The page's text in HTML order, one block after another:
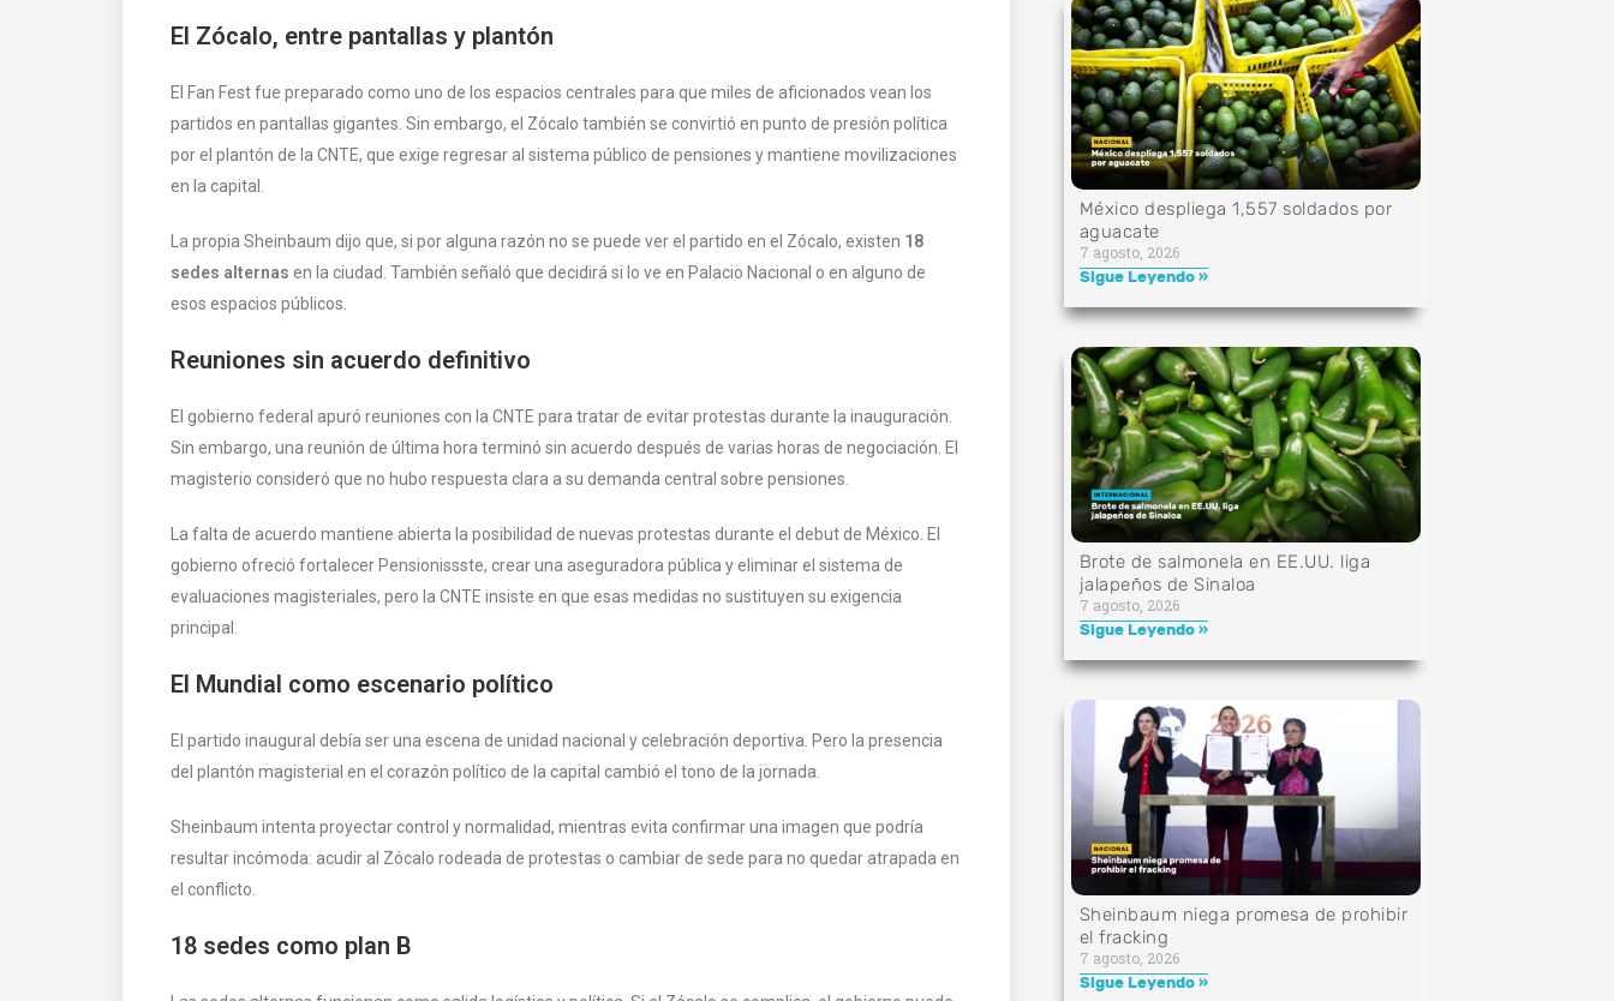
El Zócalo, entre pantallas y plantón
El Fan Fest fue preparado como uno de los espacios centrales para que miles de aficionados vean los
partidos en pantallas gigantes. Sin embargo, el Zócalo también se convirtió en punto de presión política
por el plantón de la CNTE, que exige regresar al sistema público de pensiones y mantiene movilizaciones
en la capital.
La propia Sheinbaum dijo que, si por alguna razón no se puede ver el partido en el Zócalo, existen 18
sedes alternas en la ciudad. También señaló que decidirá si lo ve en Palacio Nacional o en alguno de
esos espacios públicos.
Reuniones sin acuerdo definitivo
El gobierno federal apuró reuniones con la CNTE para tratar de evitar protestas durante la inauguración.
Sin embargo, una reunión de última hora terminó sin acuerdo después de varias horas de negociación. El
magisterio consideró que no hubo respuesta clara a su demanda central sobre pensiones.
La falta de acuerdo mantiene abierta la posibilidad de nuevas protestas durante el debut de México. El
gobierno ofreció fortalecer Pensionissste, crear una aseguradora pública y eliminar el sistema de
evaluaciones magisteriales, pero la CNTE insiste en que esas medidas no sustituyen su exigencia
principal.
El Mundial como escenario político
El partido inaugural debía ser una escena de unidad nacional y celebración deportiva. Pero la presencia
del plantón magisterial en el corazón político de la capital cambió el tono de la jornada.
Sheinbaum intenta proyectar control y normalidad, mientras evita confirmar una imagen que podría
resultar incómoda: acudir al Zócalo rodeada de protestas o cambiar de sede para no quedar atrapada en
el conflicto.
18 sedes como plan B
México despliega 1,557 soldados por
aguacate
7 agosto, 2026
Sigue Leyendo »
Brote de salmonela en EE.UU. liga
jalapeños de Sinaloa
7 agosto, 2026
Sigue Leyendo »
Sheinbaum niega promesa de prohibir
el fracking
7 agosto, 2026
Sigue Leyendo »